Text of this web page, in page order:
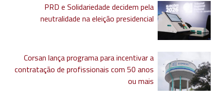
PRD e Solidariedade decidem pela
neutralidade na eleição presidencial
Corsan lança programa para incentivar a
contratação de profissionais com 50 anos
ou mais